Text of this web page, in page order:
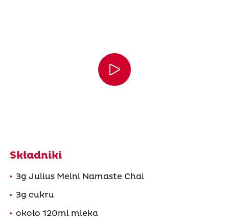
Składniki
3g Julius Meinl Namaste Chai
3g cukru
około 120ml mleka